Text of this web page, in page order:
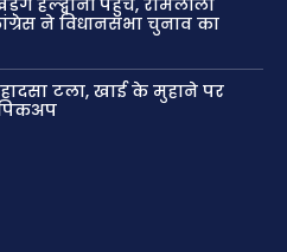
ने विधानसभा चुनाव का
टला, खाई के मुहाने पर